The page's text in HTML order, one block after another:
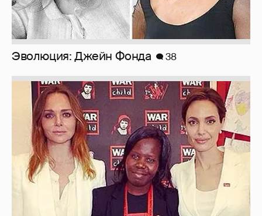
Эволюция: Джейн Фонда 38